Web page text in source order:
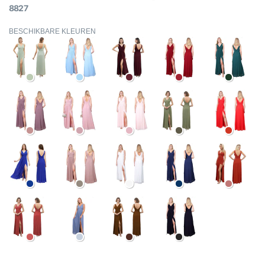
8827
BESCHIKBARE KLEUREN